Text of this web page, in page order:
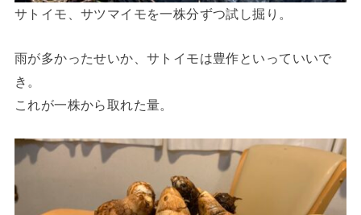
サトイモ、サツマイモを一株分ずつ試し掘り。
雨が多かったせいか、サトイモは豊作といっていいで
き。
これが一株から取れた量。